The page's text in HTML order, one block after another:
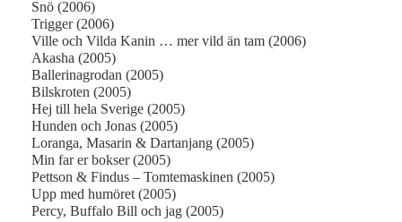
Snö (2006)
Trigger (2006)
Ville och Vilda Kanin … mer vild än tam (2006)
Akasha (2005)
Ballerinagrodan (2005)
Bilskroten (2005)
Hej till hela Sverige (2005)
Hunden och Jonas (2005)
Loranga, Masarin & Dartanjang (2005)
Min far er bokser (2005)
Pettson & Findus – Tomtemaskinen (2005)
Upp med humöret (2005)
Percy, Buffalo Bill och jag (2005)